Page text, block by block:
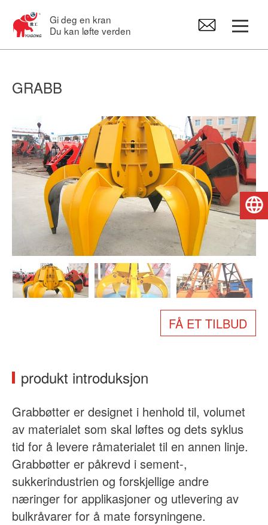
Gi deg en kran
Du kan løfte verden
Svingkraner
Elektrotaljer
Reservedeler til kraner
Om oss
Nyheter
GRABB
FÅ ET TILBUD
produkt introduksjon
Grabbøtter er designet i henhold til, volumet
av materialet som skal løftes og dets syklus
tid for å levere råmaterialet til en annen linje.
Grabbøtter er påkrevd i sement-,
sukkerindustrien og forskjellige andre
næringer for applikasjoner og utlevering av
bulkråvarer for å mate forsyningene.
Norsk